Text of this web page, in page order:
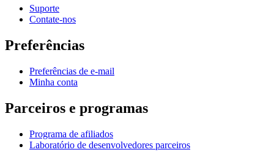
Suporte
Contate-nos
Preferências
Preferências de e-mail
Minha conta
Parceiros e programas
Programa de afiliados
Laboratório de desenvolvedores parceiros